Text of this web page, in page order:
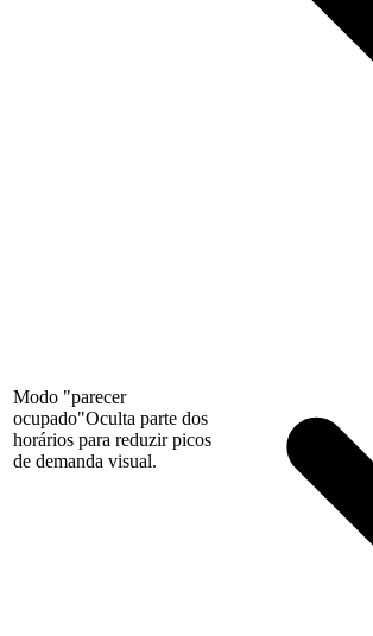
Modo "parecer
ocupado"Oculta parte dos
horários para reduzir picos
de demanda visual.